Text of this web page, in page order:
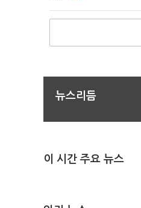
뉴스리듬
이 시간 주요 뉴스